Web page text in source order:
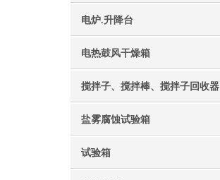
电炉.升降台
电热鼓风干燥箱
搅拌子、搅拌棒、搅拌子回收器
盐雾腐蚀试验箱
试验箱